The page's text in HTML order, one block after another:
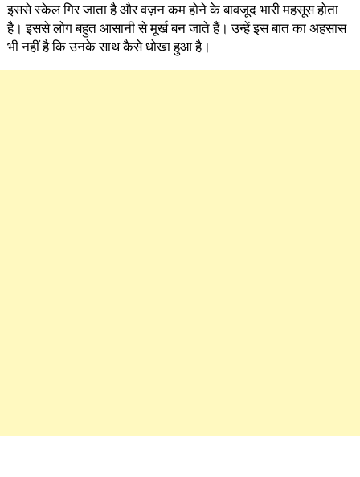
इससे स्केल गिर जाता है और वज़न कम होने के बावजूद भारी महसूस होता
है। इससे लोग बहुत आसानी से मूर्ख बन जाते हैं। उन्हें इस बात का अहसास
भी नहीं है कि उनके साथ कैसे धोखा हुआ है।